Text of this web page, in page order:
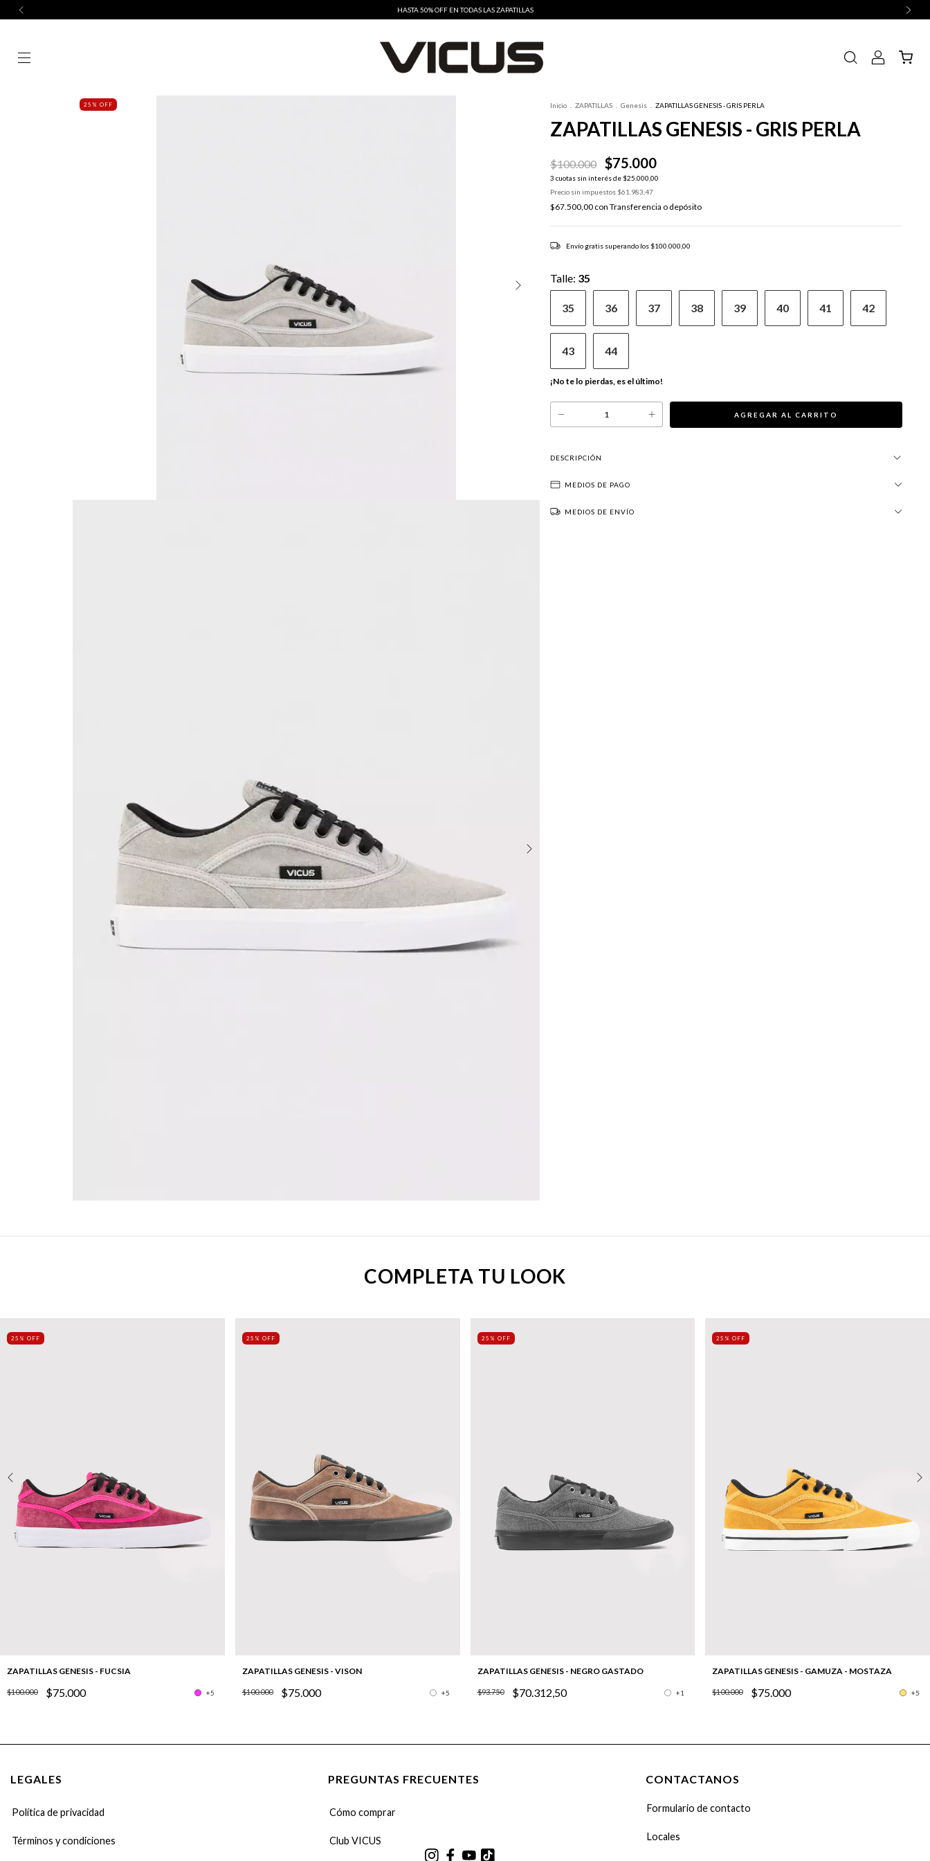
HASTA 50% OFF EN TODAS LAS ZAPATILLAS
25% OFF Inicio ZAPATILLAS Genesis ZAPATILLAS GENESIS - GRIS PERLA
ZAPATILLAS GENESIS - GRIS PERLA
$100.000 $75.000
3 cuotas sin interés de $25.000,00
Precio sin impuestos $61.983,47
$67.500,00 con Transferencia o depósito
Envío gratis superando los $100.000,00
Talle: 35
35 36 37 38 39 40 41 42
43 44
DESCRIPCIÓN
¡No te lo pierdas, es el último!
MEDIOS DE PAGO
MEDIOS DE ENVÍO
COMPLETA TU LOOK
25% OFF
ZAPATILLAS GENESIS - FUCSIA
$100.000 $75.000 +5
25% OFF
ZAPATILLAS GENESIS - VISON
$100.000 $75.000 +5
25% OFF
ZAPATILLAS GENESIS - NEGRO GASTADO
$93.750 $70.312,50 +1
25% OFF
ZAPATILLAS GENESIS - GAMUZA - MOSTAZA
$100.000 $75.000 +5
LEGALES
Política de privacidad
Términos y condiciones
PREGUNTAS FRECUENTES
Cómo comprar
Club VICUS
CONTACTANOS
Formulario de contacto
Locales